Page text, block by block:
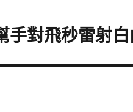
手對飛秒雷射